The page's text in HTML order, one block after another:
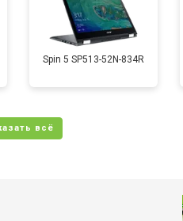
от 50 мин
от 110 мин
от 60 мин
Spin 5 SP513-52N-834R